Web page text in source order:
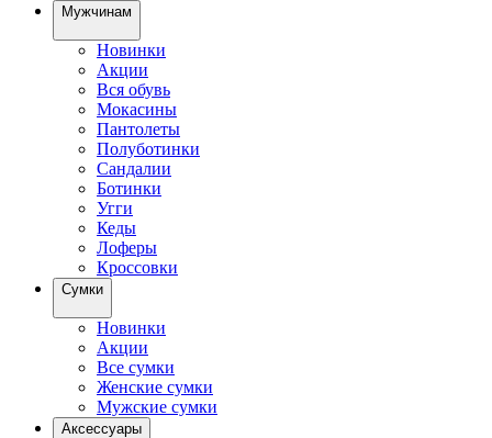
Мужчинам
Новинки
Акции
Вся обувь
Мокасины
Пантолеты
Полуботинки
Сандалии
Ботинки
Угги
Кеды
Лоферы
Кроссовки
Сумки
Новинки
Акции
Все сумки
Женские сумки
Мужские сумки
Аксессуары